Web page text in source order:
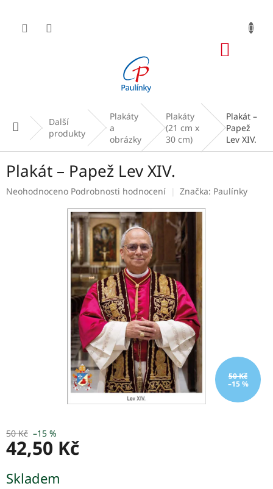
obsah
Domů Další
produkty
Plakáty
a
obrázky
Plakáty
(21 cm x
30 cm)
Plakát –
Papež
Lev XIV.
Plakát – Papež Lev XIV.
Průměrné
Neohodnoceno Podrobnosti hodnocení Značka: Paulínky
50 Kč
–15 %
50 Kč –15 %
42,50 Kč
cena:
Skladem